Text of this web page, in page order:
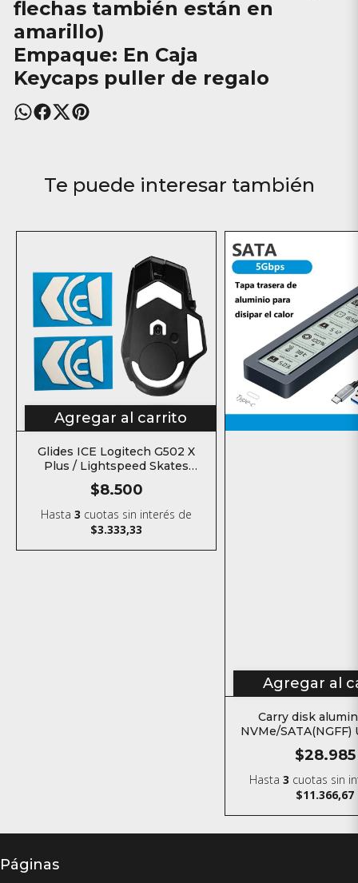
flechas también están en
amarillo)
Empaque: En Caja
Keycaps puller de regalo
Te puede interesar también
Agregar al carrito
Glides ICE Logitech G502 X
Plus / Lightspeed Skates
Teflón para mouse
$8.500
Hasta3 cuotas sin interés de
$3.333,33
Agregar al
Carry disk
NVMe/SATA(NGFF)
$28.985
Hasta3 cuotas sin
$11.366,67
Páginas